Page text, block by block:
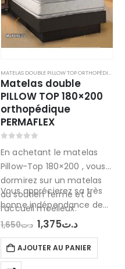
Matelas double
PILLOW TOP 180×200
orthopédique
PERMAFLEX
En achetant le matelas
Pillow-Top 180×200 , vous
dormirez sur un matelas
au soutien ferme et à
l’accueil moelleux.
Vous apprécierez sa très
bonne indépendance de
couchage et le confort…
د.ت1,650 Le
prix
initial
était :
د.ت1,650.
د.ت1,375 Le
actuel
est :
AJOUTER AU PANIER